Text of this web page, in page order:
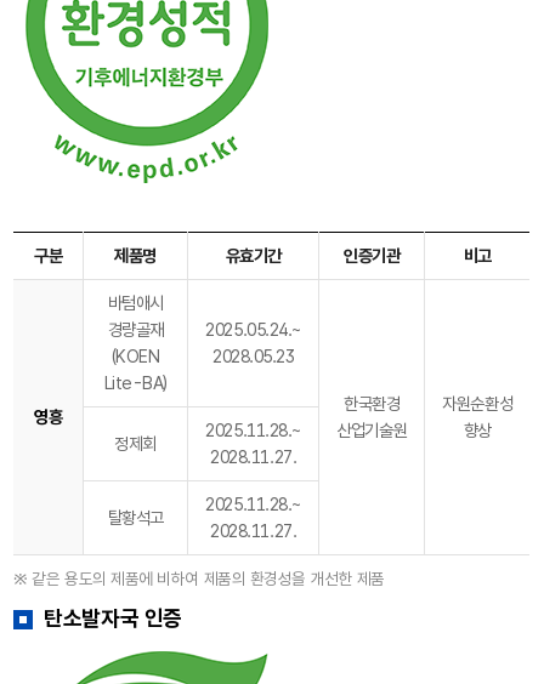
구분 제품명 유효기간 인증기관 비고
영흥
바텀애시
경량골재
(KOEN
Lite-BA)
2025.05.24.~
2028.05.23
한국환경
산업기술원
자원순환성
향상
정제회
2025.11.28.~
2028.11.27.
탈황석고
2025.11.28.~
2028.11.27.
※ 같은 용도의 제품에 비하여 제품의 환경성을 개선한 제품
탄소발자국 인증